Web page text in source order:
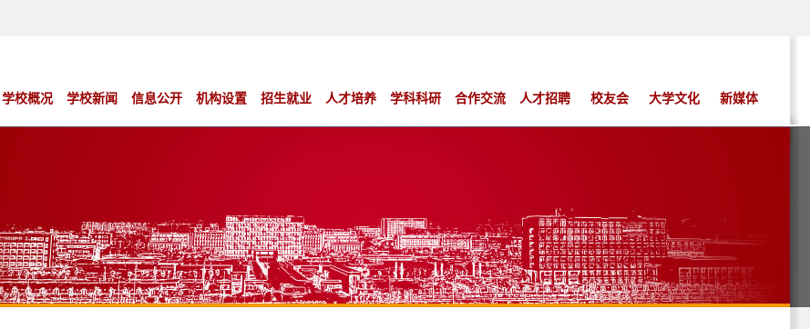
学校概况 学校新闻 信息公开 机构设置 招生就业 人才培养 学科科研 合作交流 人才招聘 校友会 大学文化 新媒体